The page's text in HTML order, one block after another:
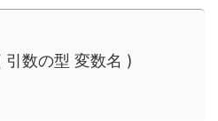
数の型 変数名 )